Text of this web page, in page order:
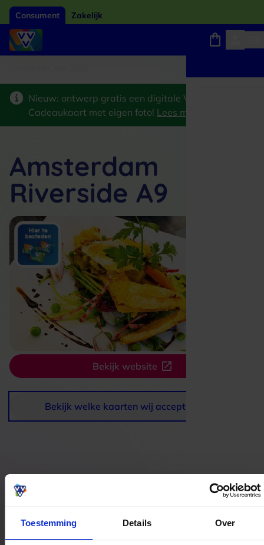
Toestemming Details Over
Consument Zakelijk
Nieuw: ontwerp gratis een digitale VVV
Cadeaukaart met eigen foto! Lees meer
Bekijk website
Amsterdam
Riverside A9
Bekijk welke kaarten wij accepteren
Bestedingslocaties